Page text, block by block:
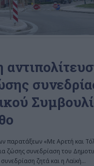
παρατάξεων «Με Αρετή και
ζώσης συνεδρίαση του
ζητά και η Λαϊκή…